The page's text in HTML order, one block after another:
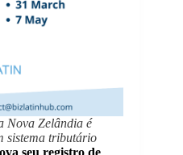
Nova Zelândia é
sistema tributário